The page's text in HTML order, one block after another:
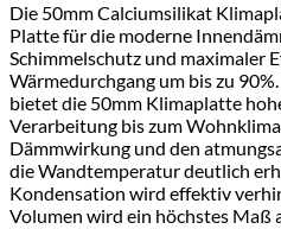
Die 50mm Calciumsilikat
Platte für die moderne
Schimmelschutz und maximaler
Wärmedurchgang um bis zu
bietet die 50mm Klimaplatte
Verarbeitung bis zum
Dämmwirkung und den
die Wandtemperatur deutlich
Kondensation wird effektiv
Volumen wird ein höchstes Maß